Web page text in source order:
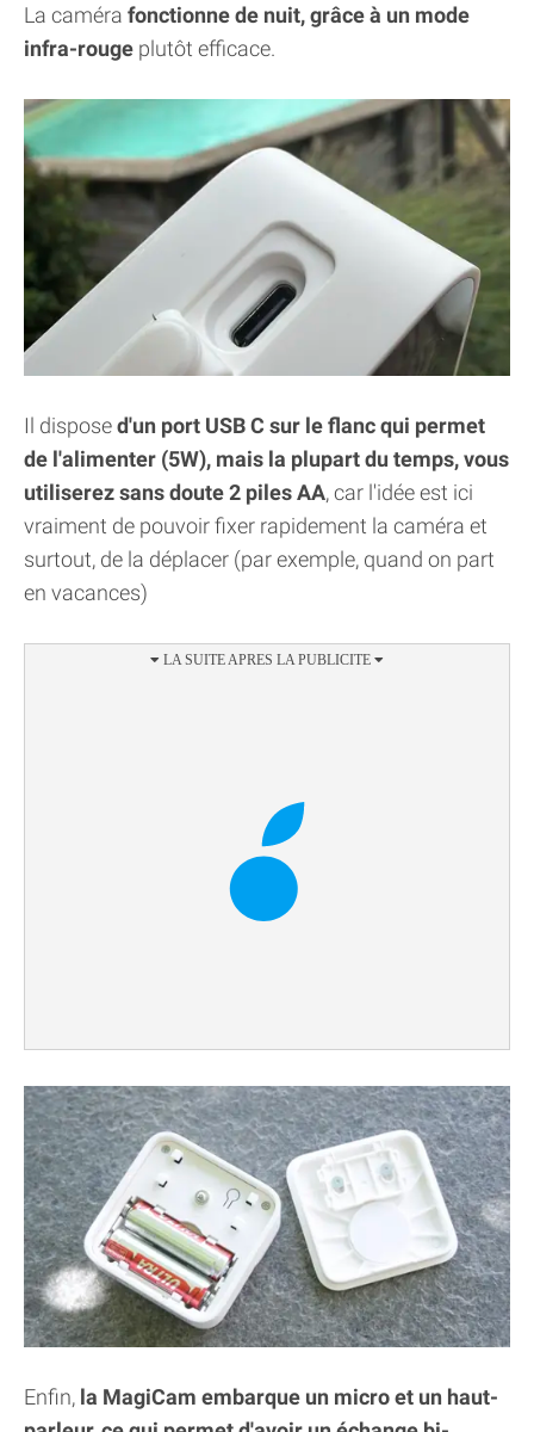
La caméra fonctionne de nuit, grâce à un mode
infra-rouge plutôt efficace.
Il disposed'un port USB C sur le flanc qui permet
de l'alimenter (5W), mais la plupart du temps, vous
utiliserez sans doute 2 piles AA, car l'idée est ici
vraiment de pouvoir fixer rapidement la caméra et
surtout, de la déplacer (par exemple, quand on part
en vacances)
Enfin, la MagiCam embarque un micro et un haut-